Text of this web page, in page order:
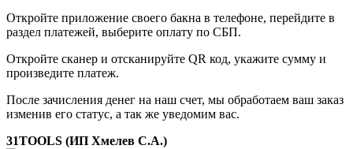
Откройте приложение своего бакна в телефоне, перейдите в
раздел платежей, выберите оплату по СБП.
Откройте сканер и отсканируйте QR код, укажите сумму и
произведите платеж.
После зачисления денег на наш счет, мы обработаем ваш заказ
изменив его статус, а так же уведомим вас.
31TOOLS (ИП Хмелев С.А.)